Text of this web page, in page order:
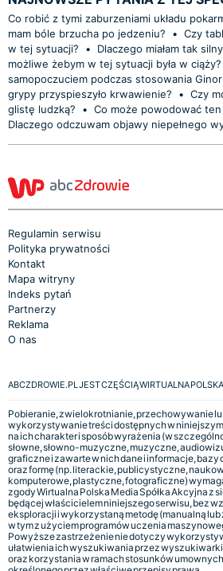
Co robić z tymi zaburzeniami układu
mam bóle brzucha po jedzeniu?
• Czy
w tej sytuacji?
• Dlaczego miałam tak
możliwe żebym w tej sytuacji była w ciąży?
samopoczuciem podczas stosowania
grypy przyspieszyło krwawienie?
• Czy
glistę ludzką?
• Co może powodować
Dlaczego odczuwam objawy niepełnego
Regulamin serwisu
Polityka prywatności
Kontakt
Mapa witryny
Indeks pytań
Partnerzy
Reklama
O nas
ABCZDROWIE.PL JEST CZĘŚCIĄ WIRTUALNA
Pobieranie, zwielokrotnianie, przechowywanie
wykorzystywanie treści dostępnych w
na ich charakter i sposób wyrażenia (w
słowne, słowno-muzyczne, muzyczne,
graficzne i zawarte w nich dane i informacje, bazy
oraz formę (np. literackie, publicystyczne,
komputerowe, plastyczne, fotograficzne)
zgody Wirtualna Polska Media Spółka Akcyjna z
będącej właścicielem niniejszego serwisu, bez
eksploracji i wykorzystaną metodę (manualną
w tym z użyciem programów uczenia
Powyższe zastrzeżenie nie dotyczy
ułatwienia ich wyszukiwania przez
oraz korzystania w ramach stosunków